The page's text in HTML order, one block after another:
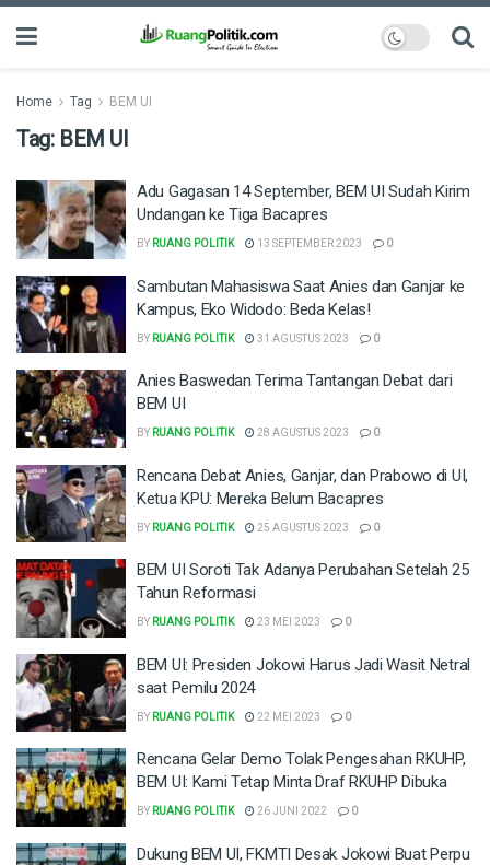
Home Tag BEM UI
Tag: BEM UI
Adu Gagasan 14 September, BEM UI Sudah Kirim
Undangan ke Tiga Bacapres
BY RUANG POLITIK 13 SEPTEMBER 2023 0
Sambutan Mahasiswa Saat Anies dan Ganjar ke
Kampus, Eko Widodo: Beda Kelas!
BY RUANG POLITIK 31 AGUSTUS 2023 0
Anies Baswedan Terima Tantangan Debat dari
BEM UI
BY RUANG POLITIK 28 AGUSTUS 2023 0
Rencana Debat Anies, Ganjar, dan Prabowo di UI,
Ketua KPU: Mereka Belum Bacapres
BY RUANG POLITIK 25 AGUSTUS 2023 0
BEM UI Soroti Tak Adanya Perubahan Setelah 25
Tahun Reformasi
BY RUANG POLITIK 23 MEI 2023 0
BEM UI: Presiden Jokowi Harus Jadi Wasit Netral
saat Pemilu 2024
BY RUANG POLITIK 22 MEI 2023 0
Rencana Gelar Demo Tolak Pengesahan RKUHP,
BEM UI: Kami Tetap Minta Draf RKUHP Dibuka
BY RUANG POLITIK 26 JUNI 2022 0
Dukung BEM UI, FKMTI Desak Jokowi Buat Perpu